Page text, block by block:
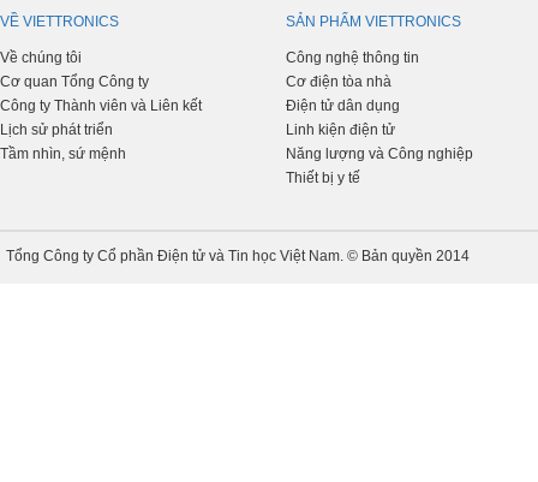
VỀ VIETTRONICS
Về chúng tôi
Cơ quan Tổng Công ty
Công ty Thành viên và Liên kết
Lịch sử phát triển
Tầm nhìn, sứ mệnh
SẢN PHẨM VIETTRONICS
Công nghệ thông tin
Cơ điện tòa nhà
Điện tử dân dụng
Linh kiện điện tử
Năng lượng và Công nghiệp
Thiết bị y tế
Tổng Công ty Cổ phần Điện tử và Tin học Việt Nam. © Bản quyền 2014